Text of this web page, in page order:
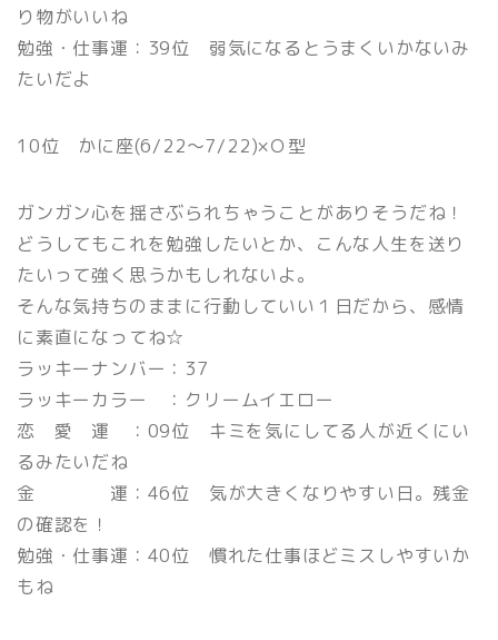
り物がいいね
勉強・仕事運：39位 弱気になるとうまくいかないみ
たいだよ
10位 かに座(6/22〜7/22)×Ｏ型
ガンガン心を揺さぶられちゃうことがありそうだね！
どうしてもこれを勉強したいとか、こんな人生を送り
たいって強く思うかもしれないよ。
そんな気持ちのままに行動していい１日だから、感情
に素直になってね☆
ラッキーナンバー：37
ラッキーカラー ：クリームイエロー
恋 愛 運 ：09位 キミを気にしてる人が近くにい
るみたいだね
金 運：46位 気が大きくなりやすい日。残金
の確認を！
勉強・仕事運：40位 慣れた仕事ほどミスしやすいか
もね